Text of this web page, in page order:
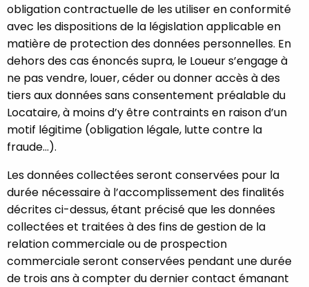
obligation contractuelle de les utiliser en conformité
avec les dispositions de la législation applicable en
matière de protection des données personnelles. En
dehors des cas énoncés supra, le Loueur s’engage à
ne pas vendre, louer, céder ou donner accès à des
tiers aux données sans consentement préalable du
Locataire, à moins d’y être contraints en raison d’un
motif légitime (obligation légale, lutte contre la
fraude...).
Les données collectées seront conservées pour la
durée nécessaire à l’accomplissement des finalités
décrites ci-dessus, étant précisé que les données
collectées et traitées à des fins de gestion de la
relation commerciale ou de prospection
commerciale seront conservées pendant une durée
de trois ans à compter du dernier contact émanant